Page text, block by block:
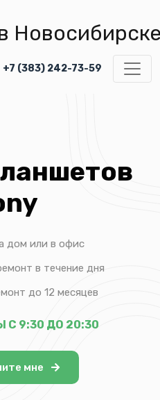
+7 (383) 242-73-59
дом или в офис
в течение дня
до 12 месяцев
9:30 ДО 20:30
мне